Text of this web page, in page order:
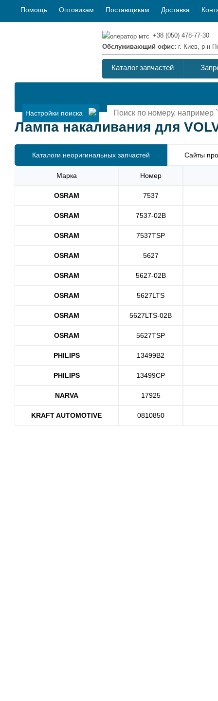
Помощь Оптовикам Поставщикам Доставка
+38 (050) 478-77-30
Обслуживающий офис: г. Киев, р-н
Каталог запчастей
Настройки поиска
Лампа накаливания для
Каталоги неоригинальных запчастей Сайты
Марка Номер
OSRAM 7537
OSRAM 7537-02B
OSRAM 7537TSP
OSRAM 5627
OSRAM 5627-02B
OSRAM 5627LTS
OSRAM 5627LTS-02B
OSRAM 5627TSP
PHILIPS 13499B2
PHILIPS 13499CP
NARVA 17925
KRAFT AUTOMOTIVE 0810850